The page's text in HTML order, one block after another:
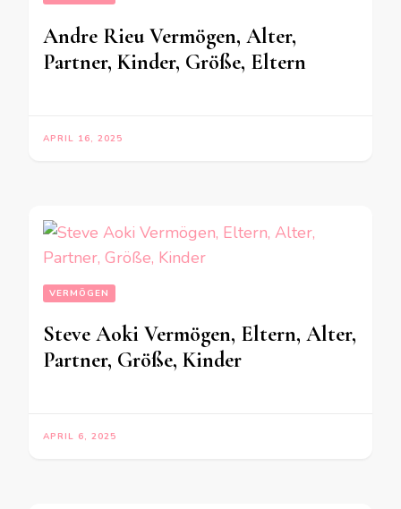
Andre Rieu Vermögen, Alter,
Partner, Kinder, Größe, Eltern
APRIL 16, 2025
VERMÖGEN
Steve Aoki Vermögen, Eltern, Alter,
Partner, Größe, Kinder
APRIL 6, 2025